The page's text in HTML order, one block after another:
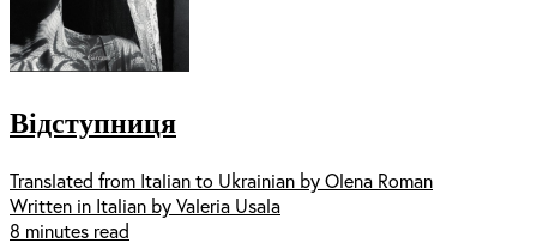
Відступниця
Translated from Italian to Ukrainian by Olena Roman
Written in Italian by Valeria Usala
8 minutes read